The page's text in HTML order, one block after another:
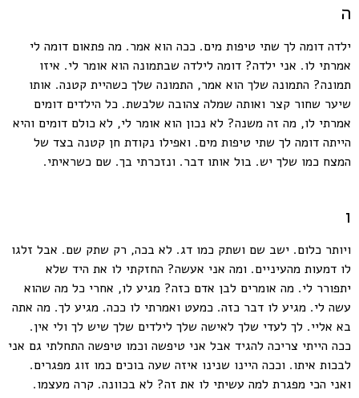
ה
ילדה דומה לך שתי טיפות מים. ככה הוא אמר. מה פתאום דומה לי
אמרתי לו. אני ילדה? דומה לילדה שבתמונה הוא אומר לי. איזו
תמונה? התמונה שלך הוא אמר, התמונה שלך כשהיית קטנה. אותו
שיער שחור קצר ואותה שמלה צהובה שלבשת. כל הילדים דומים
אמרתי לו, מה זה משנה? לא נכון הוא אומר לי, לא כולם דומים והיא
הייתה דומה לך שתי טיפות מים. ואפילו נקודת חן קטנה בצד של
המצח כמו שלך יש. בול אותו דבר. ונזכרתי בך. שם כשראיתי.
ו
ויותר כלום. ישב שם ושתק כמו דג. לא בכה, רק שתק שם. אבל זלגו
לו דמעות מהעיניים. ומה אני אעשה? החזקתי לו את היד שלא
יתפורר לי. מה אומרים לבן אדם כזה? מגיע לו, אחרי כל מה שהוא
עשה לי. מגיע לו דבר כזה. כמעט ואמרתי לו ככה. מגיע לך. מה אתה
בא אליי. לך לעדי שלך לאישה שלך לילדים שלך שיש לך ולי אין.
ככה הייתי צריכה להגיד אבל אני טיפשה וכמו טיפשה התחלתי גם אני
לבכות איתו. וככה היינו שנינו איזה שעה בוכים כמו זוג מפגרים.
ואני הכי מפגרת למה עשיתי לו את זה? לא בכוונה. קרה מעצמו.